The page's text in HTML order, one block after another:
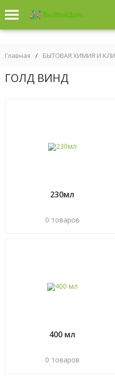
Главная / БЫТОВАЯ ХИМИЯ И
ГОЛД ВИНД
230мл
0 товаров
400 мл
0 товаров